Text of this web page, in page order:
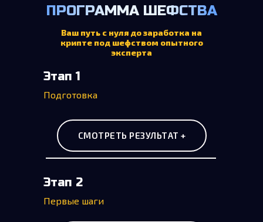
ПРОГРАММА ШЕФСТВА
Ваш путь с нуля до заработка на
крипте под шефством опытного
эксперта
Этап 1
СМОТРЕТЬ РЕЗУЛЬТАТ +
Подготовка
Этап 2
Первые шаги